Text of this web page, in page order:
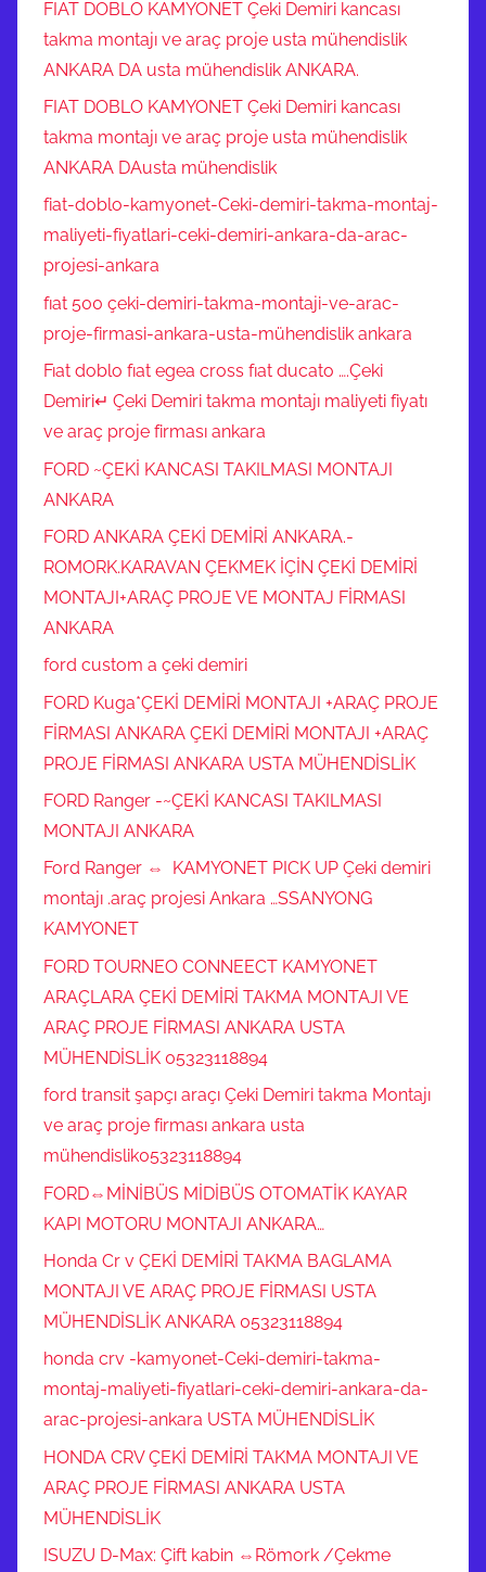
FIAT DOBLO KAMYONET Çeki Demiri kancası
takma montajı ve araç proje usta mühendislik
ANKARA DA usta mühendislik ANKARA.
FIAT DOBLO KAMYONET Çeki Demiri kancası
takma montajı ve araç proje usta mühendislik
ANKARA DAusta mühendislik
fiat-doblo-kamyonet-Ceki-demiri-takma-montaj-
maliyeti-fiyatlari-ceki-demiri-ankara-da-arac-
projesi-ankara
fıat 500 çeki-demiri-takma-montaji-ve-arac-
proje-firmasi-ankara-usta-mühendislik ankara
Fıat doblo fıat egea cross fıat ducato ….Çeki
Demiri↵ Çeki Demiri takma montajı maliyeti fiyatı
ve araç proje firması ankara
FORD ~ÇEKİ KANCASI TAKILMASI MONTAJI
ANKARA
FORD ANKARA ÇEKİ DEMİRİ ANKARA.-
ROMORK.KARAVAN ÇEKMEK İÇİN ÇEKİ DEMİRİ
MONTAJI+ARAÇ PROJE VE MONTAJ FİRMASI
ANKARA
ford custom a çeki demiri
FORD Kuga*ÇEKİ DEMİRİ MONTAJI +ARAÇ PROJE
FİRMASI ANKARA ÇEKİ DEMİRİ MONTAJI +ARAÇ
PROJE FİRMASI ANKARA USTA MÜHENDİSLİK
FORD Ranger -~ÇEKİ KANCASI TAKILMASI
MONTAJI ANKARA
Ford Ranger ⇔ KAMYONET PICK UP Çeki demiri
montajı .araç projesi Ankara …SSANYONG
KAMYONET
FORD TOURNEO CONNEECT KAMYONET
ARAÇLARA ÇEKİ DEMİRİ TAKMA MONTAJI VE
ARAÇ PROJE FİRMASI ANKARA USTA
MÜHENDİSLİK 05323118894
ford transit şapçı araçı Çeki Demiri takma Montajı
ve araç proje firması ankara usta
mühendislik05323118894
FORD⇔MİNİBÜS MİDİBÜS OTOMATİK KAYAR
KAPI MOTORU MONTAJI ANKARA…
Honda Cr v ÇEKİ DEMİRİ TAKMA BAGLAMA
MONTAJI VE ARAÇ PROJE FİRMASI USTA
MÜHENDİSLİK ANKARA 05323118894
honda crv -kamyonet-Ceki-demiri-takma-
montaj-maliyeti-fiyatlari-ceki-demiri-ankara-da-
arac-projesi-ankara USTA MÜHENDİSLİK
HONDA CRV ÇEKİ DEMİRİ TAKMA MONTAJI VE
ARAÇ PROJE FİRMASI ANKARA USTA
MÜHENDİSLİK
ISUZU D-Max: Çift kabin ⇔Römork /Çekme